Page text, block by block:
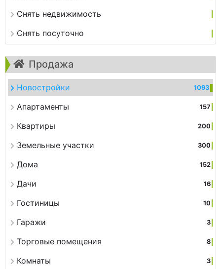
Снять недвижимость
Снять посуточно
Продажа
Новостройки 1093
Апартаменты 157
Квартиры 200
Земельные участки 300
Дома 152
Дачи 16
Гостиницы 10
Гаражи 3
Торговые помещения 8
Комнаты 3